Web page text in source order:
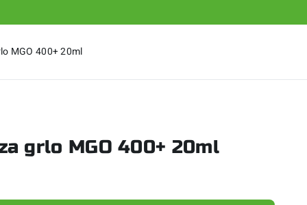
MGO 400+ 20ml
grlo MGO 400+ 20ml